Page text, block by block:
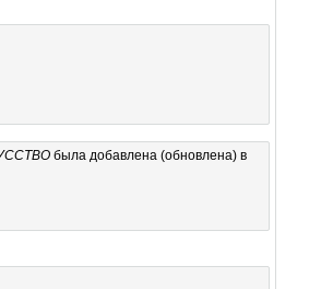
была добавлена (обновлена) в